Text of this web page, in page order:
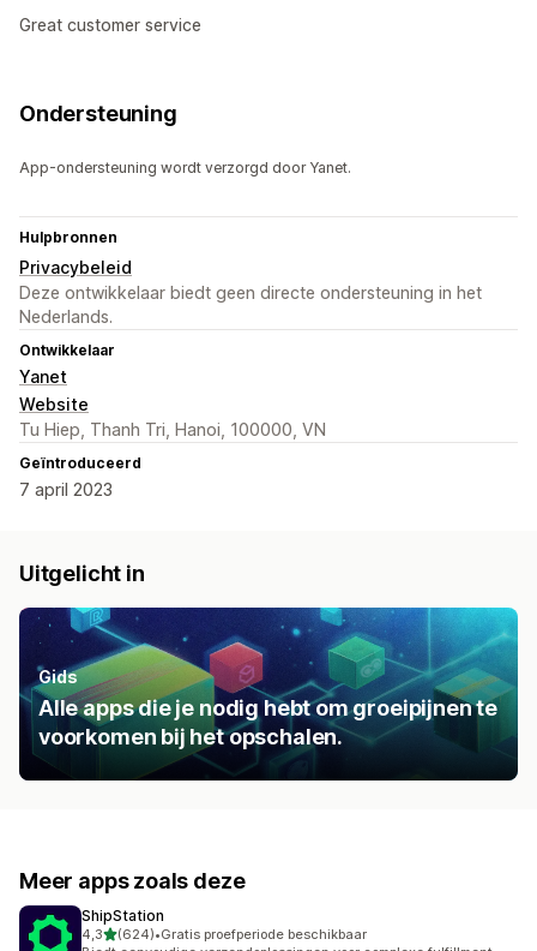
Great customer service
Ondersteuning
App-ondersteuning wordt verzorgd door Yanet.
Hulpbronnen
Privacybeleid
Deze ontwikkelaar biedt geen directe ondersteuning in het
Nederlands.
Ontwikkelaar
Yanet
Website
Tu Hiep, Thanh Tri, Hanoi, 100000, VN
Geïntroduceerd
7 april 2023
Uitgelicht in
Gids
Alle apps die je nodig hebt om groeipijnen te
voorkomen bij het opschalen.
Meer apps zoals deze
ShipStation
4,3van 5 sterren
(624)
624 recensies in totaal
•Gratis proefperiode beschikbaar